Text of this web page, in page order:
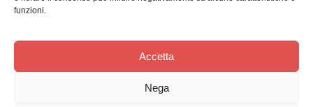
funzioni.
Accetta
Nega
SEGRETERIA@ARPAVOLONTARIATO.IT
VOLONTARIATO DECRETO N.189 DEL 16 GENNAIO
1998 | REGISTRO REG. DELLE ASSOCIAZIONI DI
SOLIDARIETÀ FAMILIARE AL NR.827 ATTO
ISCRIZ.3560